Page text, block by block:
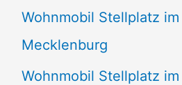
Wohnmobil Stellplatz
Mecklenburg
Wohnmobil Stellplatz